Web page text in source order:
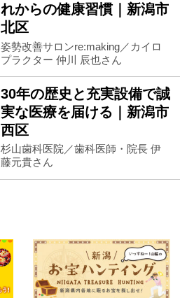
れからの健康習慣｜新潟市
北区
姿勢改善サロンre:making／カイロ
プラクター 仲川 辰也さん
30年の歴史と充実設備で誠
実な医療を届ける｜新潟市
西区
杉山歯科医院／歯科医師・院長 伊
藤元貴さん